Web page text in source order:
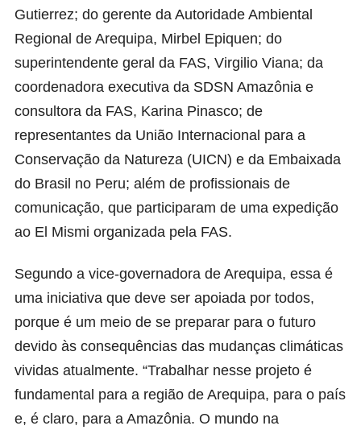
Gutierrez; do gerente da Autoridade Ambiental
Regional de Arequipa, Mirbel Epiquen; do
superintendente geral da FAS, Virgilio Viana; da
coordenadora executiva da SDSN Amazônia e
consultora da FAS, Karina Pinasco; de
representantes da União Internacional para a
Conservação da Natureza (UICN) e da Embaixada
do Brasil no Peru; além de profissionais de
comunicação, que participaram de uma expedição
ao El Mismi organizada pela FAS.
Segundo a vice-governadora de Arequipa, essa é
uma iniciativa que deve ser apoiada por todos,
porque é um meio de se preparar para o futuro
devido às consequências das mudanças climáticas
vividas atualmente. “Trabalhar nesse projeto é
fundamental para a região de Arequipa, para o país
e, é claro, para a Amazônia. O mundo na